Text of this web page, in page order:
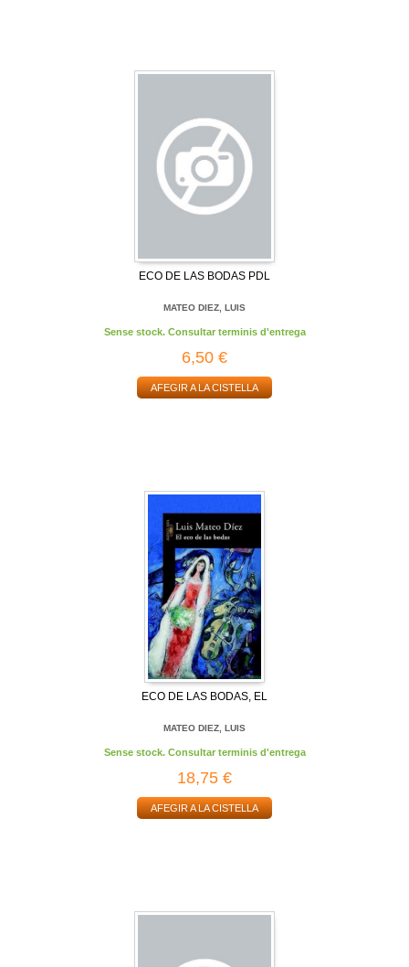
ECO DE LAS BODAS PDL
MATEO DIEZ, LUIS
Sense stock. Consultar terminis d'entrega
6,50 €
AFEGIR A LA CISTELLA
ECO DE LAS BODAS, EL
MATEO DIEZ, LUIS
Sense stock. Consultar terminis d'entrega
18,75 €
AFEGIR A LA CISTELLA